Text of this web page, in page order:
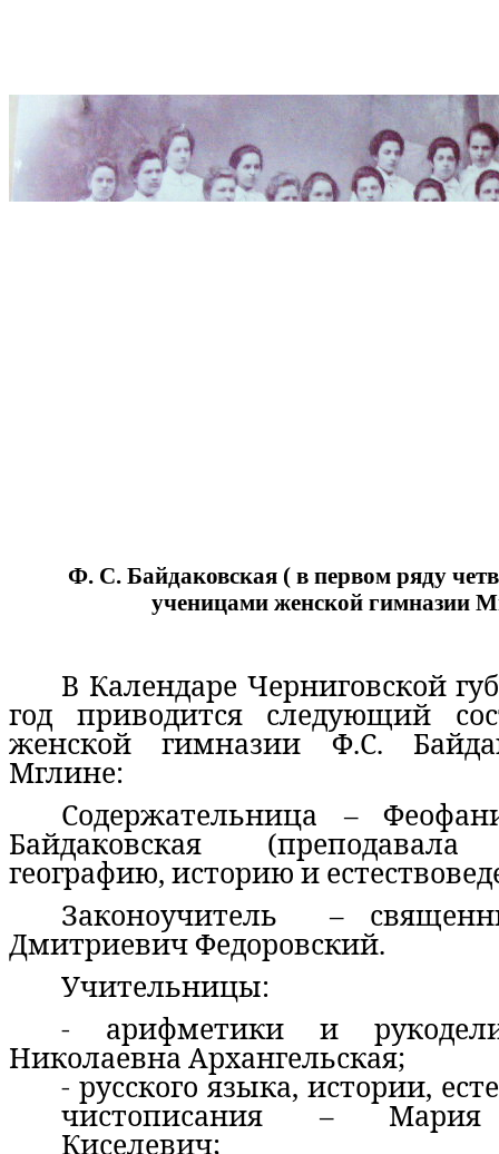
Ф. С. Байдаковская ( в первом ряду
ученицами женской гимназии
В Календаре Черниговской
год приводится следующий
женской гимназии Ф.С.
Мглине:
Содержательница –
Байдаковская (преподавала
географию, историю и
Законоучитель –
Дмитриевич Федоровский.
Учительницы:
- арифметики и
Николаевна Архангельская;
- русского языка, истории,
чистописания – Мария
Киселевич;